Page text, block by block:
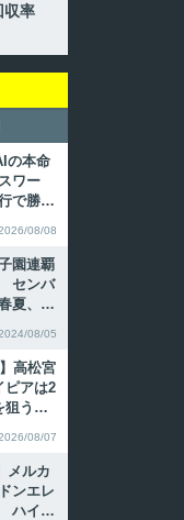
収率
の本命
ワー
で勝利
08/08
園連覇
センバ
夏、夏
08/05
高松宮
ピアは2
うイ
08/07
メルカ
ンエレ
ハイブ